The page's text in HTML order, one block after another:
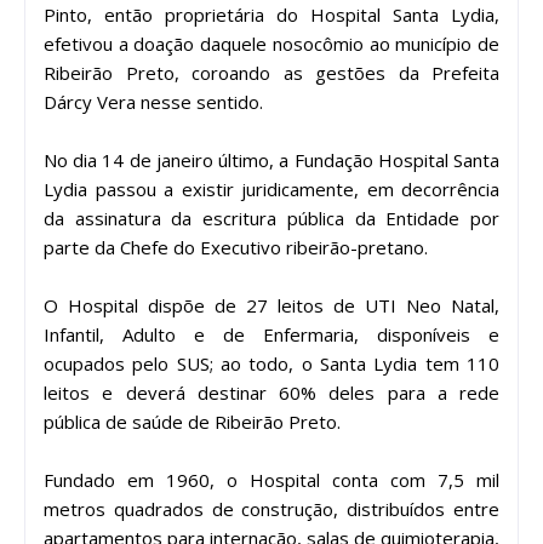
Pinto, então proprietária do Hospital Santa Lydia,
efetivou a doação daquele nosocômio ao município de
Ribeirão Preto, coroando as gestões da Prefeita
Dárcy Vera nesse sentido.
No dia 14 de janeiro último, a Fundação Hospital Santa
Lydia passou a existir juridicamente, em decorrência
da assinatura da escritura pública da Entidade por
parte da Chefe do Executivo ribeirão-pretano.
O Hospital dispõe de 27 leitos de UTI Neo Natal,
Infantil, Adulto e de Enfermaria, disponíveis e
ocupados pelo SUS; ao todo, o Santa Lydia tem 110
leitos e deverá destinar 60% deles para a rede
pública de saúde de Ribeirão Preto.
Fundado em 1960, o Hospital conta com 7,5 mil
metros quadrados de construção, distribuídos entre
apartamentos para internação, salas de quimioterapia,